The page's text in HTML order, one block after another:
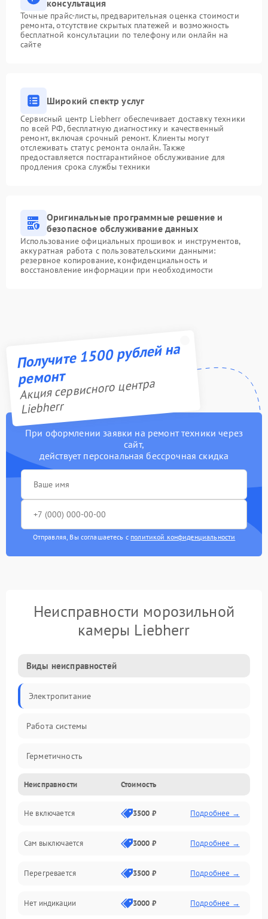
консультация
Точные прайс-листы, предварительная оценка стоимости
ремонта, отсутствие скрытых платежей и возможность
бесплатной консультации по телефону или онлайн на
сайте
Широкий спектр услуг
Сервисный центр Liebherr обеспечивает доставку техники
по всей РФ, бесплатную диагностику и качественный
ремонт, включая срочный ремонт. Клиенты могут
отслеживать статус ремонта онлайн. Также
предоставляется постгарантийное обслуживание для
продления срока службы техники
Оригинальные программные решение и
безопасное обслуживание данных
Использование официальных прошивок и инструментов,
аккуратная работа с пользовательскими данными:
резервное копирование, конфиденциальность и
восстановление информации при необходимости
Получите 1500 рублей на
ремонт
Акция сервисного центра
Liebherr
При оформлении заявки на ремонт техники через
сайт,
действует персональная бессрочная скидка
Отправляя, Вы соглашаетесь с политикой конфиденциальности
Неисправности морозильной
камеры Liebherr
Виды неисправностей
Электропитание
Работа системы
Герметичность
Механика
Неисправности Стоимость
Не включается 3500 ₽ Подробнее →
Сам выключается 3000 ₽ Подробнее →
Перегревается 3500 ₽ Подробнее →
Нет индикации 3000 ₽ Подробнее →